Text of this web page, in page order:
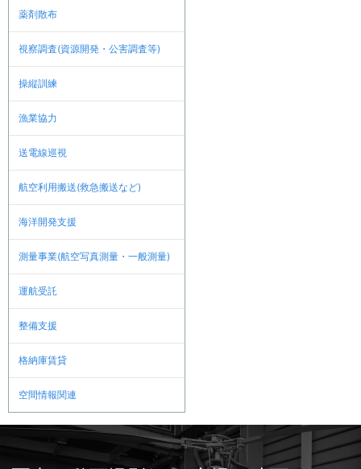
薬剤散布
視察調査(資源開発・公害調査等)
操縦訓練
漁業協力
送電線巡視
航空利用搬送(救急搬送など)
海洋開発支援
測量事業(航空写真測量・一般測量)
運航受託
整備支援
格納庫賃貸
空間情報関連